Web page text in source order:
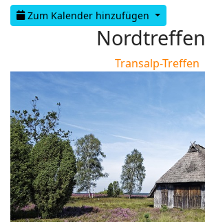
Zum Kalender hinzufügen
Nordtreffen
Transalp-Treffen